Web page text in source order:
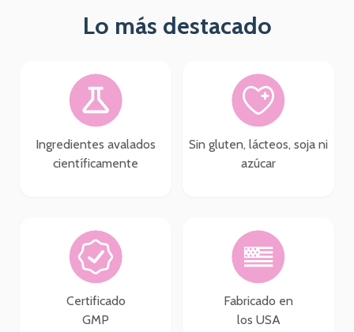
Lo más destacado
Ingredientes avalados
científicamente
Sin gluten, lácteos, soja ni
azúcar
Certificado
GMP
Fabricado en
los USA